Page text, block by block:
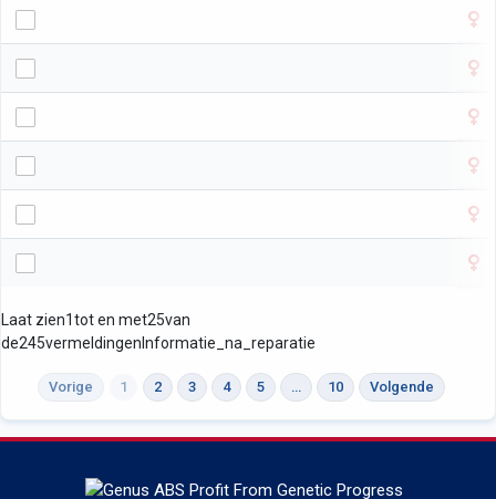
Laat zien1tot en met25van
de245vermeldingenInformatie_na_reparatie
Vorige 1 2 3 4 5 … 10 Volgende